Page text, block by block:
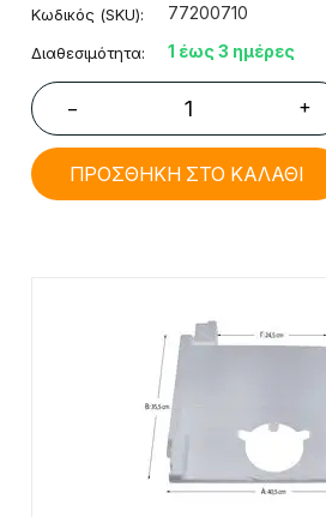
Κωδικός (SKU): 77200710
Διαθεσιμότητα: 1 έως 3 ημέρες
− +
ΠΡΟΣΘΗΚΗ ΣΤΟ ΚΑΛΑΘΙ